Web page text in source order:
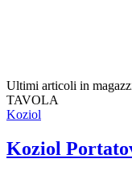
Ultimi articoli in
TAVOLA
Koziol
Koziol